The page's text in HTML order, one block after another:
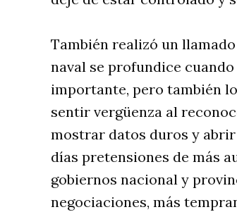
También realizó un
naval se profundice
importante, pero también
sentir vergüenza al
mostrar datos duros y
días pretensiones de más
gobiernos nacional y
negociaciones, más